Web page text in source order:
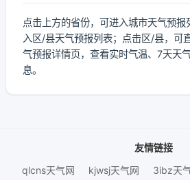
点击上方的省份，可进入城市天气预
入区/县天气预报列表；点击区/县，可
气预报详情页，查看实时气温、7天天
息。
友情链接
qlcns天气网
kjwsj天气网 3ibz天